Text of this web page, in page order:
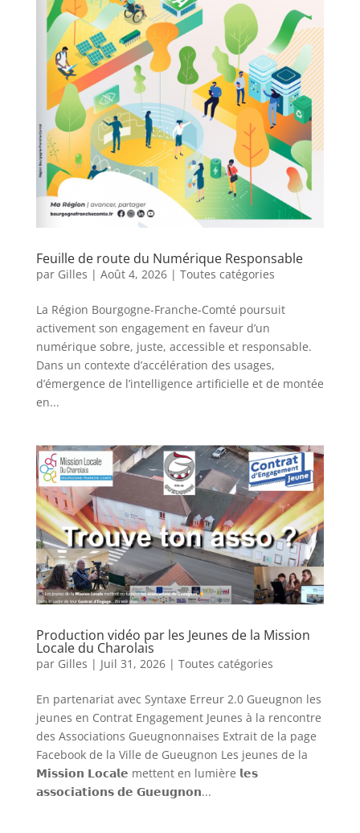
Feuille de route du Numérique Responsable
par Gilles | Août 4, 2026| Toutes catégories
La Région Bourgogne-Franche-Comté poursuit
activement son engagement en faveur d’un
numérique sobre, juste, accessible et responsable.
Dans un contexte d’accélération des usages,
d’émergence de l’intelligence artificielle et de montée
en...
Production vidéo par les Jeunes de la Mission
Locale du Charolais
par Gilles | Juil 31, 2026| Toutes catégories
En partenariat avec Syntaxe Erreur 2.0 Gueugnon les
jeunes en Contrat Engagement Jeunes à la rencontre
des Associations Gueugnonnaises Extrait de la page
Facebook de la Ville de Gueugnon Les jeunes de la
𝗠𝗶𝘀𝘀𝗶𝗼𝗻 𝗟𝗼𝗰𝗮𝗹𝗲 mettent en lumière 𝗹𝗲𝘀
𝗮𝘀𝘀𝗼𝗰𝗶𝗮𝘁𝗶𝗼𝗻𝘀 𝗱𝗲 𝗚𝘂𝗲𝘂𝗴𝗻𝗼𝗻...